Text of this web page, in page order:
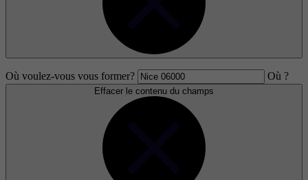
Où voulez-vous vous former? Où ?
Effacer le contenu du champs